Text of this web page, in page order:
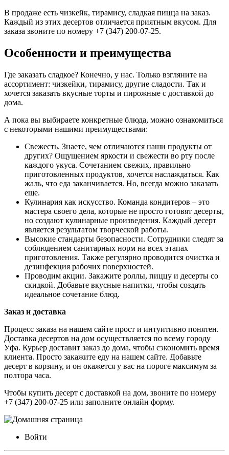
В продаже есть чизкейк, тирамису, сладкая пицца на заказ.
Каждый из этих десертов отличается приятным вкусом. Для
заказа звоните по номеру +7 (347) 200-07-25.
Особенности и преимущества
Где заказать сладкое? Конечно, у нас. Только взгляните на
ассортимент: чизкейки, тирамису, другие сладости. Так и
хочется заказать вкусные торты и пирожные с доставкой до
дома.
А пока вы выбираете конкретные блюда, можно ознакомиться
с некоторыми нашими преимуществами:
Свежесть. Знаете, чем отличаются наши продукты от
других? Ощущением яркости и свежести во рту после
каждого укуса. Сочетанием свежих, правильно
приготовленных продуктов, хочется наслаждаться. Как
жаль, что еда заканчивается. Но, всегда можно заказать
еще.
Кулинария как искусство. Команда кондитеров – это
мастера своего дела, которые не просто готовят десерты,
но создают кулинарные произведения. Каждый десерт
является результатом творческой работы.
Высокие стандарты безопасности. Сотрудники следят за
соблюдением санитарных норм на всех этапах
приготовления. Также регулярно проводится очистка и
дезинфекция рабочих поверхностей.
Проводим акции. Закажите роллы, пиццу и десерты со
скидкой. Добавьте вкусные напитки, чтобы создать
идеальное сочетание блюд.
Заказ и доставка
Процесс заказа на нашем сайте прост и интуитивно понятен.
Доставка десертов на дом осуществляется по всему городу
Уфа. Курьер доставит заказ до дома, чтобы сэкономить время
клиента. Просто закажите еду на нашем сайте. Добавьте
десерт в корзину, и он окажется у вас на пороге максимум за
полтора часа.
Чтобы купить десерт с доставкой на дом, звоните по номеру
+7 (347) 200-07-25 или заполните онлайн форму.
Войти